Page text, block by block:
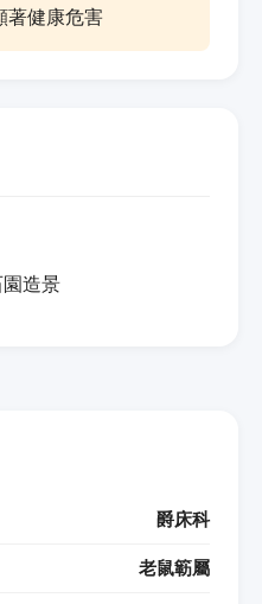
著健康危害
造景
爵床科
老鼠簕屬